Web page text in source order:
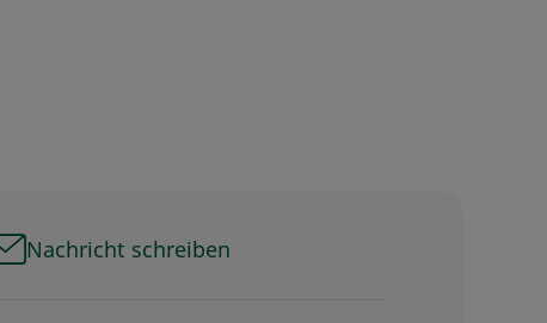
Nachricht schreiben